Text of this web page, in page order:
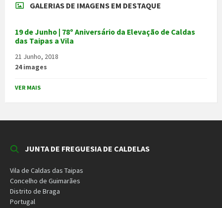
GALERIAS DE IMAGENS EM DESTAQUE
19 de Junho | 78º Aniversário da Elevação de Caldas
das Taipas a Vila
21 Junho, 2018
24 images
VER MAIS
JUNTA DE FREGUESIA DE CALDELAS
Vila de Caldas das Taipas
Concelho de Guimarães
Distrito de Braga
Portugal